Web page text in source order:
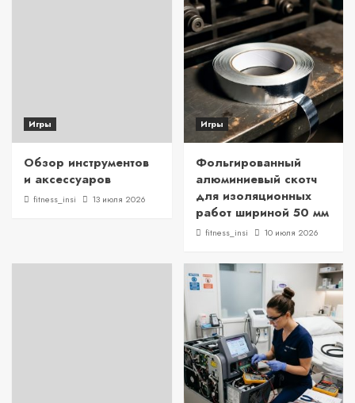
Игры
Обзор инструментов
и аксессуаров
fitness_insi 13 июля 2026
Игры
Фольгированный
алюминиевый скотч
для изоляционных
работ шириной 50 мм
fitness_insi 10 июля 2026